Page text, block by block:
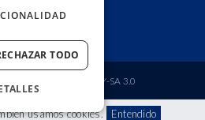
usamos cookies. Entendido
Ambiente
Civio CC BY-SA 3.0
Política de cookies
TODO